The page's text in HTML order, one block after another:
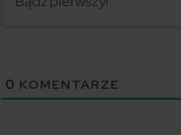
0 KOMENTARZE